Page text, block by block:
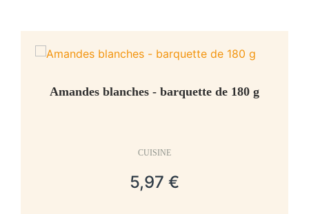
Amandes blanches - barquette de 180 g
CUISINE
5,97 €